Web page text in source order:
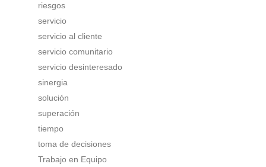
riesgos
servicio
servicio al cliente
servicio comunitario
servicio desinteresado
sinergia
solución
superación
tiempo
toma de decisiones
Trabajo en Equipo